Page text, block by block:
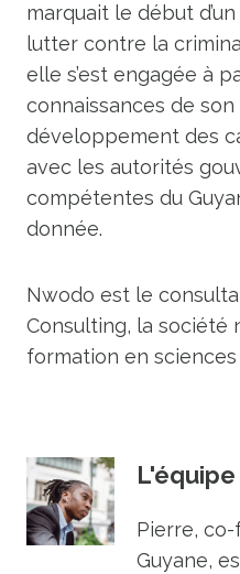
marquait le début
lutter contre la
elle s’est engagée à
connaissances de
développement des
avec les autorités
compétentes du
donnée.
Nwodo est le
Consulting, la société
formation en
Pierre,
Guyane,